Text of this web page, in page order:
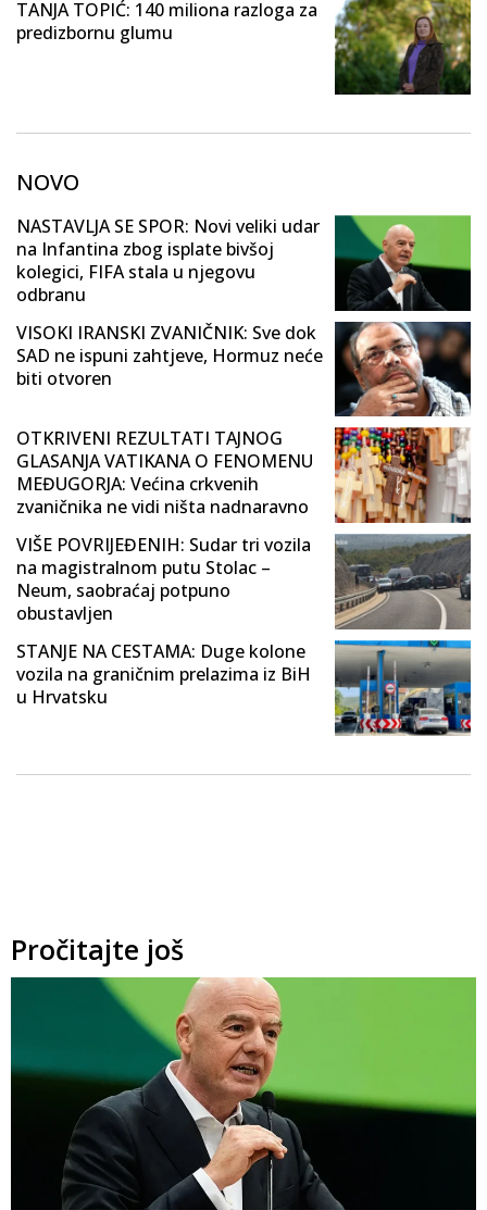
TANJA TOPIĆ: 140 miliona razloga za
predizbornu glumu
NOVO
NASTAVLJA SE SPOR: Novi veliki udar
na Infantina zbog isplate bivšoj
kolegici, FIFA stala u njegovu
odbranu
VISOKI IRANSKI ZVANIČNIK: Sve dok
SAD ne ispuni zahtjeve, Hormuz neće
biti otvoren
OTKRIVENI REZULTATI TAJNOG
GLASANJA VATIKANA O FENOMENU
MEĐUGORJA: Većina crkvenih
zvaničnika ne vidi ništa nadnaravno
VIŠE POVRIJEĐENIH: Sudar tri vozila
na magistralnom putu Stolac –
Neum, saobraćaj potpuno
obustavljen
STANJE NA CESTAMA: Duge kolone
vozila na graničnim prelazima iz BiH
u Hrvatsku
Pročitajte još